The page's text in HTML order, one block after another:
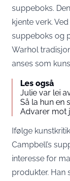
suppeboks.
kjente verk.
suppeboks og
Warhol
anses som
Les også
Julie var lei
Så la hun en
Advarer
Ifølge
Campbell’s
interesse for
produkter. Han